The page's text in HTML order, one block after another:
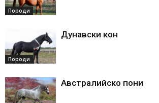
Породи
Породи
Дунавски кон
Австралийско пони